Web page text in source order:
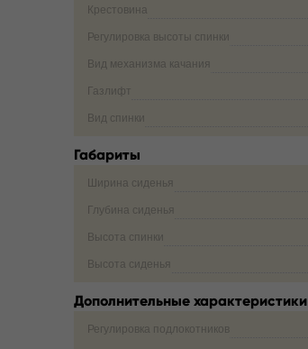
Крестовина
Регулировка высоты спинки
Вид механизма качания
Газлифт
Вид спинки
Габариты
Ширина сиденья
Глубина сиденья
Высота спинки
Высота сиденья
Дополнительные характеристики
Регулировка подлокотников